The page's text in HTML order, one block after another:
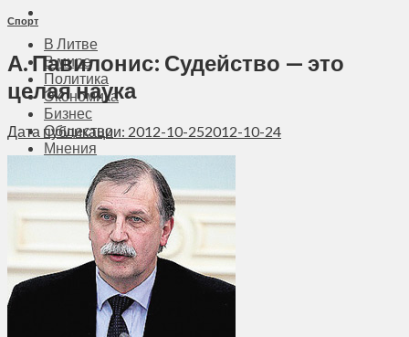
В Литве
В мире
Политика
Экономика
Бизнес
Общество
Мнения
Вильнюс
Клайпеда
Висагинас
Регионы
Соседи
Транспорт
Выбор читателей
Калейдоскоп
Сейм Литвы
Спорт
А. Павилонис: Судейство — это
целая наука
Дата публикации: 2012-10-252012-10-24